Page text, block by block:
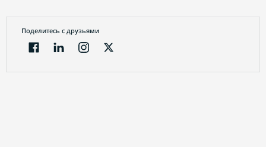
Поделитесь с друзьями